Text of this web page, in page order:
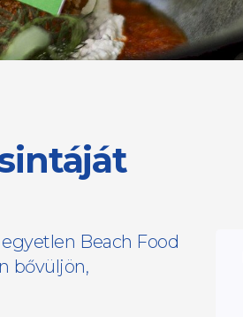
Beach Food
bővüljön,